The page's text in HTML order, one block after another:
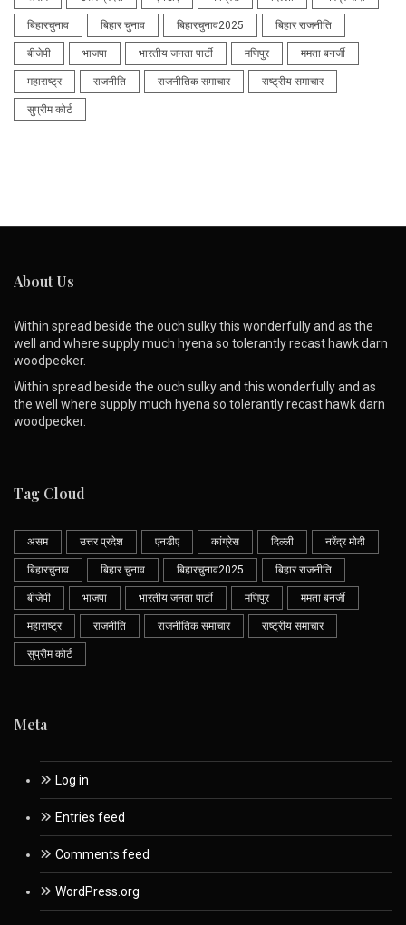
बिहारचुनाव बिहार चुनाव बिहारचुनाव2025 बिहार राजनीति
बीजेपी भाजपा भारतीय जनता पार्टी मणिपुर ममता बनर्जी
महाराष्ट्र राजनीति राजनीतिक समाचार राष्ट्रीय समाचार
सुप्रीम कोर्ट
About Us
Within spread beside the ouch sulky this wonderfully and as the
well and where supply much hyena so tolerantly recast hawk darn
woodpecker.
Within spread beside the ouch sulky and this wonderfully and as
the well where supply much hyena so tolerantly recast hawk darn
woodpecker.
Tag Cloud
असम उत्तर प्रदेश एनडीए कांग्रेस दिल्ली नरेंद्र मोदी
बिहारचुनाव बिहार चुनाव बिहारचुनाव2025 बिहार राजनीति
बीजेपी भाजपा भारतीय जनता पार्टी मणिपुर ममता बनर्जी
महाराष्ट्र राजनीति राजनीतिक समाचार राष्ट्रीय समाचार
सुप्रीम कोर्ट
Meta
Log in
Entries feed
Comments feed
WordPress.org